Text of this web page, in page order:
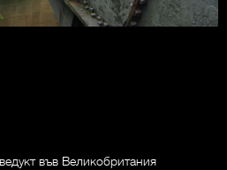
във Великобритания